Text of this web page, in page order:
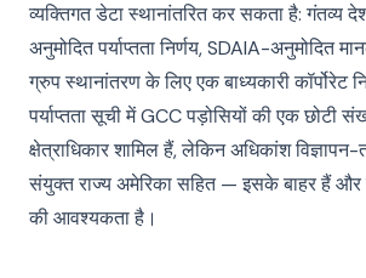
व्यक्तिगत डेटा स्थानांतरित कर सकता है: गंतव्य
अनुमोदित पर्याप्तता निर्णय, SDAIA-अनुमोदित
ग्रुप स्थानांतरण के लिए एक बाध्यकारी
पर्याप्तता सूची में GCC पड़ोसियों की एक छोटी
क्षेत्राधिकार शामिल हैं, लेकिन अधिकांश
संयुक्त राज्य अमेरिका सहित — इसके बाहर हैं
की आवश्यकता है।